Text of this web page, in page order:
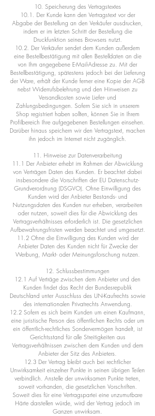
10. Speicherung des Vertragstextes
10.1. Der Kunde kann den Vertragstext vor der
Abgabe der Bestellung an den Verkäufer ausdrucken,
indem er im letzten Schritt der Bestellung die
Druckfunktion seines Browsers nutzt.
10.2. Der Verkäufer sendet dem Kunden außerdem
eine Bestellbestätigung mit allen Bestelldaten an die
von Ihm angegebene E-Mail-Adresse zu. Mit der
Bestellbestätigung, spätestens jedoch bei der Lieferung
der Ware, erhält der Kunde ferner eine Kopie der AGB
nebst Widerrufsbelehrung und den Hinweisen zu
Versandkosten sowie Liefer- und
Zahlungsbedingungen. Sofern Sie sich in unserem
Shop registriert haben sollten, können Sie in Ihrem
Profilbereich Ihre aufgegebenen Bestellungen einsehen.
Darüber hinaus speichern wir den Vertragstext, machen
ihn jedoch im Internet nicht zugänglich.
11. Hinweise zur Datenverarbeitung
11.1 Der Anbieter erhebt im Rahmen der Abwicklung
von Verträgen Daten des Kunden. Er beachtet dabei
insbesondere die Vorschriften der EU Datenschutz-
Grundverordnung (DSGVO). Ohne Einwilligung des
Kunden wird der Anbieter Bestands- und
Nutzungsdaten des Kunden nur erheben, verarbeiten
oder nutzen, soweit dies für die Abwicklung des
Vertragsverhältnisses erforderlich ist. Die gesetzlichen
Aufbewahrungsfristen werden beachtet und umgesetzt.
11.2 Ohne die Einwilligung des Kunden wird der
Anbieter Daten des Kunden nicht für Zwecke der
Werbung, Markt- oder Meinungsforschung nutzen.
12. Schlussbestimmungen
12.1 Auf Verträge zwischen dem Anbieter und den
Kunden findet das Recht der Bundesrepublik
Deutschland unter Ausschluss des UN-Kaufrechts sowie
des internationalen Privatrechts Anwendung.
12.2 Sofern es sich beim Kunden um einen Kaufmann,
eine juristische Person des öffentlichen Rechts oder um
ein öffentlich-rechtliches Sondervermögen handelt, ist
Gerichtsstand für alle Streitigkeiten aus
Vertragsverhältnissen zwischen dem Kunden und dem
Anbieter der Sitz des Anbieters.
12.3 Der Vertrag bleibt auch bei rechtlicher
Unwirksamkeit einzelner Punkte in seinen übrigen Teilen
verbindlich. Anstelle der unwirksamen Punkte treten,
soweit vorhanden, die gesetzlichen Vorschriften.
Soweit dies für eine Vertragspartei eine unzumutbare
Härte darstellen würde, wird der Vertrag jedoch im
Ganzen unwirksam.